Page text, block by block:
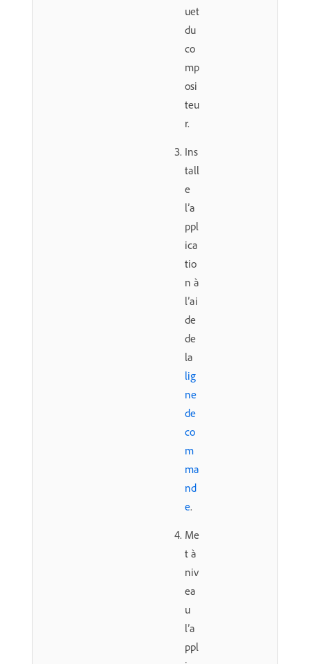
uet
du
co
mp
osi
teu
r.
Ins
tall
e
l’a
ppl
ica
tio
n à
l’ai
de
de
la
lig
ne
de
co
m
ma
nd
e.
Me
t à
niv
ea
u
l’a
ppl